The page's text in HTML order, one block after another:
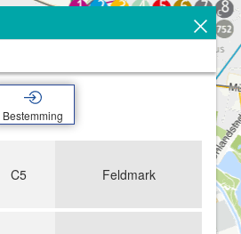
Bestemming
C5 Feldmark